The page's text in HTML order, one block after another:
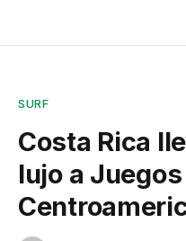
SURF
Costa Rica
lujo a